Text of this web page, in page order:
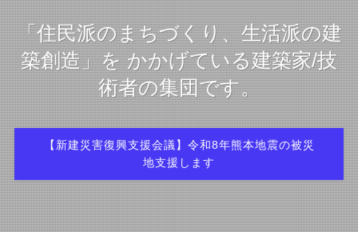
「住民派のまちづくり、生活派の建
築創造」を かかげている建築家/技
術者の集団です。
【新建災害復興支援会議】令和8年熊本地震の被災
地支援します